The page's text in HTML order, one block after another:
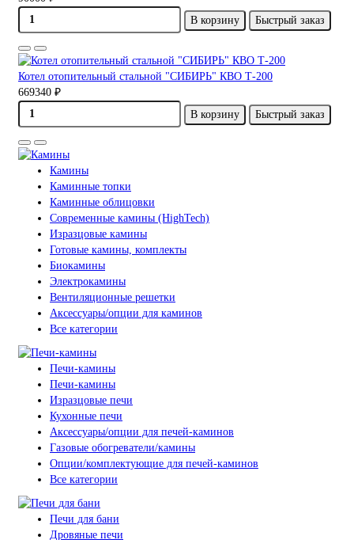
В корзину
Быстрый заказ
Котел отопительный стальной "СИБИРЬ" КВО Т-200
669340 ₽
В корзину
Быстрый заказ
Камины
Каминные топки
Каминные облицовки
Современные камины (HighTech)
Изразцовые камины
Готовые камины, комплекты
Биокамины
Электрокамины
Вентиляционные решетки
Аксессуары/опции для каминов
Все категории
Печи-камины
Печи-камины
Изразцовые печи
Кухонные печи
Аксессуары/опции для печей-каминов
Газовые обогреватели/камины
Опции/комплектующие для печей-каминов
Все категории
Печи для бани
Дровяные печи